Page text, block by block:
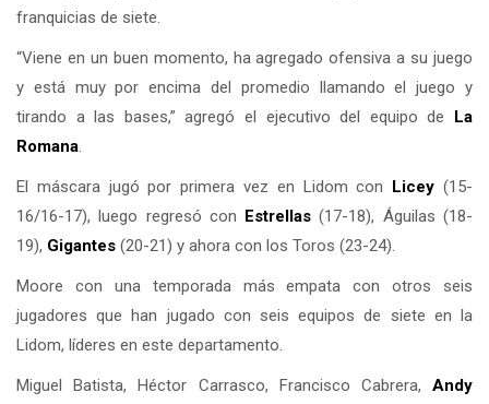
franquicias de siete.
“Viene en un buen momento, ha agregado ofensiva a su juego
y está muy por encima del promedio llamando el juego y
tirando a las bases,” agregó el ejecutivo del equipo de La
Romana.
El máscara jugó por primera vez en Lidom con Licey (15-
16/16-17), luego regresó con Estrellas (17-18), Águilas (18-
19), Gigantes (20-21) y ahora con los Toros (23-24).
Moore con una temporada más empata con otros seis
jugadores que han jugado con seis equipos de siete en la
Lidom, líderes en este departamento.
Miguel Batista, Héctor Carrasco, Francisco Cabrera, Andy